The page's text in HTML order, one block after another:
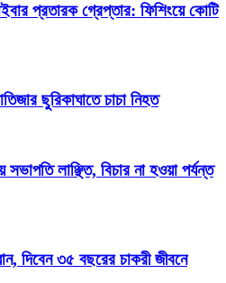
প্রতারক গ্রেপ্তার: ফিশিংয়ে কোটি
ছুরিকাঘাতে চাচা নিহত
লাঞ্ছিত, বিচার না হওয়া পর্যন্ত
দিবেন ৩৫ বছরের চাকরী জীবনে